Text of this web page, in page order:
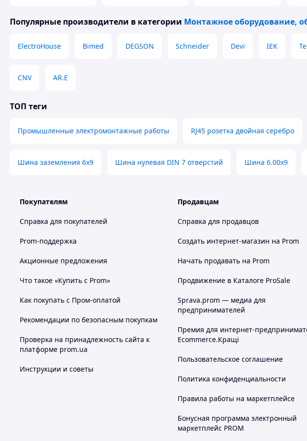
Популярные производители в категории Монтажное оборудование,
ElectroHouse Bimed DEGSON Schneider Devi IEK
CNV AR.E
ТОП теги
Промышленные электромонтажные работы RJ45 розетка двойная серебро
Шина заземления 6х9 Шина нулевая DIN 7 отверстий Шина 6.00х9
Покупателям
Справка для покупателей
Prom-поддержка
Акционные предложения
Что такое «Купить с Prom»
Как покупать с Пром-оплатой
Рекомендации по безопасным покупкам
Проверка на принадлежность сайта к
платформе prom.ua
Инструкции и советы
Продавцам
Справка для продавцов
Создать интернет-магазин на Prom
Начать продавать на Prom
Продвижение в Каталоге ProSale
Sprava.prom — медиа для
предпринимателей
Премия для интернет-
Ecommerce.Кращі
Пользовательское соглашение
Политика конфиденциальности
Правила работы на маркетплейсе
Бонусная программа электронный
маркетплейс PROM